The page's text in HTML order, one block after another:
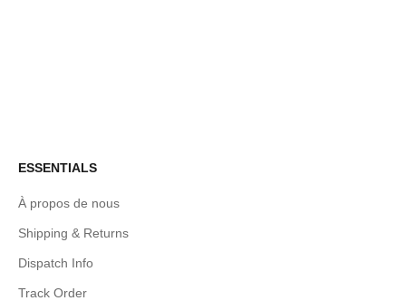
ESSENTIALS
À propos de nous
Shipping & Returns
Dispatch Info
Track Order